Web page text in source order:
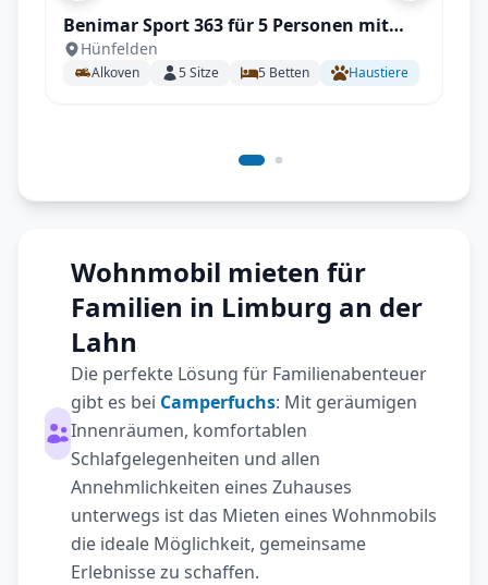
Benimar Sport 363 für 5 Personen mit
Hünfelden
Alkoven 5Sitze 5 Betten Haustiere
Wohnmobil mieten für
Familien in Limburg an der
Lahn
Die perfekte Lösung für Familienabenteuer
gibt es bei Camperfuchs: Mit geräumigen
Innenräumen, komfortablen
Schlafgelegenheiten und allen
Annehmlichkeiten eines Zuhauses
unterwegs ist das Mieten eines Wohnmobils
die ideale Möglichkeit, gemeinsame
Erlebnisse zu schaffen.